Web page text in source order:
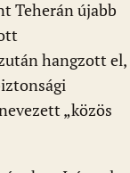
Teherán újabb
hangzott el,
„közös